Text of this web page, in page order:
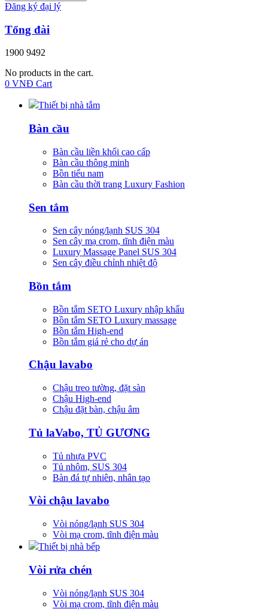
Đăng ký đại lý
Tổng đài
1900 9492
No products in the cart.
0 VNĐ Cart
Thiết bị nhà tắm
Bàn cầu
Bàn cầu liền khối cao cấp
Bàn cầu thông minh
Bồn tiểu nam
Bàn cầu thời trang Luxury Fashion
Sen tắm
Sen cây nóng/lạnh SUS 304
Sen cây mạ crom, tĩnh điện màu
Luxury Massage Panel SUS 304
Sen cây điều chỉnh nhiệt độ
Bồn tắm
Bồn tắm SETO Luxury nhập khẩu
Bồn tắm SETO Luxury massage
Bồn tắm High-end
Bồn tắm giá rẻ cho dự án
Chậu lavabo
Chậu treo tường, đặt sàn
Chậu High-end
Chậu đặt bàn, chậu âm
Tủ laVabo, TỦ GƯƠNG
Tủ nhựa PVC
Tủ nhôm, SUS 304
Bàn đá tự nhiên, nhân tạo
Vòi chậu lavabo
Vòi nóng/lạnh SUS 304
Vòi mạ crom, tĩnh điện màu
Thiết bị nhà bếp
Vòi rửa chén
Vòi nóng/lạnh SUS 304
Vòi mạ crom, tĩnh điện màu